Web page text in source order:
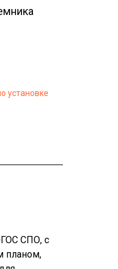
установке
СПО, с
планом,